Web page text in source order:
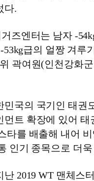
다.
즈엔터는 남자 -
53kg급의 얼짱 겨루
곽여원(인천강화
민국의 국기인 태권
먼트 확장에 있어
타를 배출해 내어
인기 종목으로 더
난 2019 WT 맨체스